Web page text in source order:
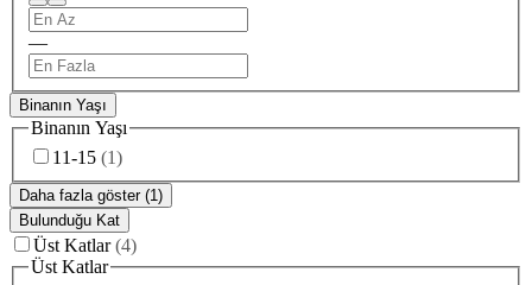
—
Binanın Yaşı
Binanın Yaşı
11-15 (1)
Daha fazla göster (1)
Bulunduğu Kat
Üst Katlar (4)
Üst Katlar